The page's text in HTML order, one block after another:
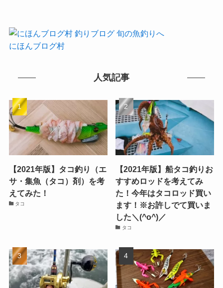
にほんブログ村
人気記事
【2021年版】タコ釣り（エ
サ・集魚（タコ）剤）を考
えてみた！
タコ
【2021年版】船タコ釣りお
すすめロッドを考えてみ
た！今年はタコロッド買い
ます！※お許しでて買いま
した＼(^o^)／
タコ